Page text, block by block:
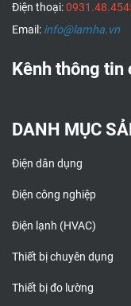
Điện thoại:
Email: info@lamha.vn
Kênh thông tin
DANH MỤC
Điện dân dụng
Điện công nghiệp
Điện lạnh (HVAC)
Thiết bị chuyên dụng
Thiết bị đo lường